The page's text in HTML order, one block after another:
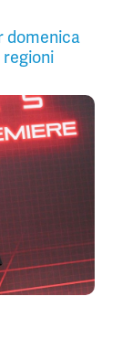
domenica